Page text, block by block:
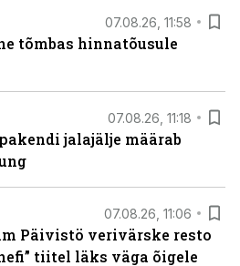
07.08.26, 11:58
tõmbas hinnatõusule
07.08.26, 11:18
jalajälje määrab
07.08.26, 11:06
Päivistö verivärske resto
tiitel läks väga õigele